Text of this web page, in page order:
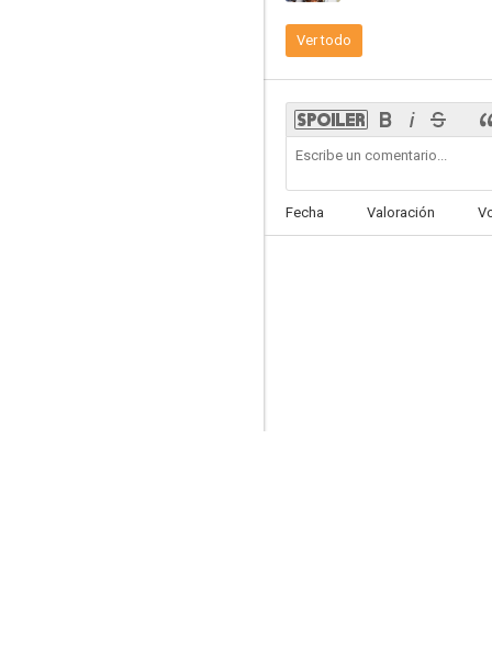
Ver todo
Fecha Valoración